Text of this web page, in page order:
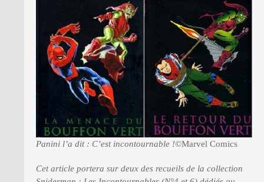
Panini l’a dit : C’est incontournable !©Marvel Comics
Cet article portera sur deux des recueils de la collection